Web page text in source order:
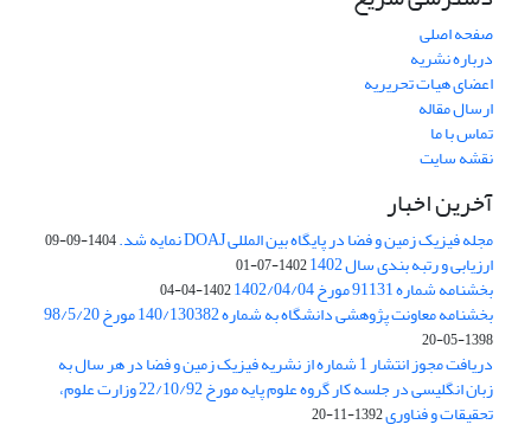
صفحه اصلی
درباره نشریه
اعضای هیات تحریریه
ارسال مقاله
تماس با ما
نقشه سایت
آخرین اخبار
مجله فیزیک زمین و فضا در پایگاه بین المللی DOAJ نمایه شد. 1404-09-09
ارزیابی و رتبه بندی سال 1402 1402-07-01
بخشنامه شماره 91131 مورخ 1402/04/04 1402-04-04
بخشنامه معاونت پژوهشی دانشگاه به شماره 140/130382 مورخ 98/5/20
1398-05-20
دریافت مجوز انتشار 1 شماره از نشریه فیزیک زمین و فضا در هر سال به
زبان انگلیسی در جلسه کار گروه علوم پایه مورخ 22/10/92 وزارت علوم،
تحقیقات و فناوری1392-11-20